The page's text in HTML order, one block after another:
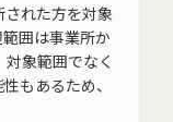
された方を対象
囲は事業所か
象範囲でなく
もあるため、